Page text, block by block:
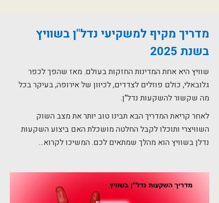
מדריך מקיף למשקיעי נדל"ן בשוויץ
בשנת 2025
שוויץ היא אחת המדינות החזקות בעולם. מאז שהפך לכפר
גלובאלי, כולם פוזלים לצדדים, לכיוון של אירופה, בעיקר בכל
מה שקשור להשקעות נדל"ן.
לאחר קריאת המדריך הבא תבינו טוב יותר את מצב השוק
השוויצרי ותוכלו לקבל החלטה מושכלת האם ביצוע השקעות
נדלן בשוויץ הוא מהלך שמתאים לכם. המשיכו לקרוא…